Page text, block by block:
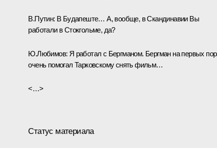
В.Путин: В Будапеште… А, вообще, в Скандинавии Вы
работали в Стокгольме, да?
Ю.Любимов: Я работал с Бергманом. Бергман на первых
очень помогал Тарковскому снять фильм…
<…>
Статус материала